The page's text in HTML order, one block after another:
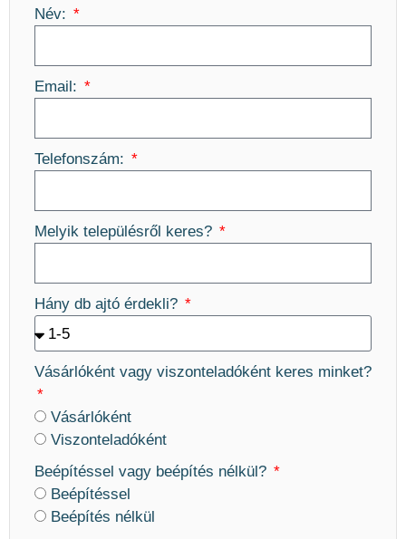
Név:
Email:
Telefonszám:
Melyik településről keres?
Hány db ajtó érdekli?
Vásárlóként vagy viszonteladóként keres minket?
Vásárlóként
Viszonteladóként
Beépítéssel vagy beépítés nélkül?
Beépítéssel
Beépítés nélkül